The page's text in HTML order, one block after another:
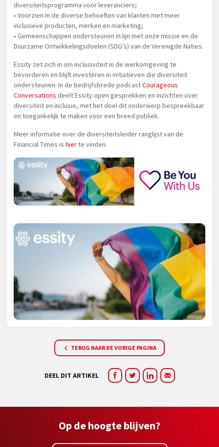
diversiteitsprogramma voor leveranciers;
• Voorzien in de diverse behoeften van klanten met meer
inclusieve producten, merken en marketing;
• Gemeenschappen ondersteunen in lijn met onze missie en de
Duurzame Ontwikkelingsdoelen (SDG’s) van de Verenigde Naties.
Essity zet zich in om inclusiviteit in de werkomgeving te
bevorderen en blijft investeren in initiatieven die diversiteit
ondersteunen. In de bedrijfsbrede podcastCourageous
Conversations deelt Essity open gesprekken en inzichten over
diversiteit en inclusie, met het doel dit onderwerp bespreekbaar
en toegankelijk te maken voor een breed publiek.
Meer informatie over de diversiteitsleider ranglijst van de
Financial Times is hierte vinden.
TERUG NAAR DE VORIGE PAGINA
DEEL DIT ARTIKEL
Op de hoogte blijven?